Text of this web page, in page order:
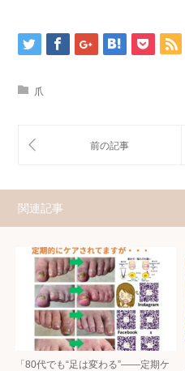
爪
関連記事
「80代でも“足は変わる”——定期ケ